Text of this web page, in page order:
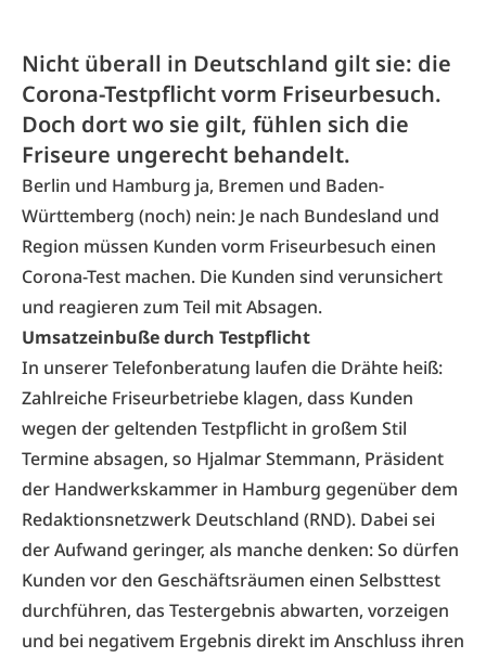
Nicht überall in Deutschland gilt sie: die
Corona-Testpflicht vorm Friseurbesuch.
Doch dort wo sie gilt, fühlen sich die
Friseure ungerecht behandelt.
Berlin und Hamburg ja, Bremen und Baden-
Württemberg (noch) nein: Je nach Bundesland und
Region müssen Kunden vorm Friseurbesuch einen
Corona-Test machen. Die Kunden sind verunsichert
und reagieren zum Teil mit Absagen.
Umsatzeinbuße durch Testpflicht
In unserer Telefonberatung laufen die Drähte heiß:
Zahlreiche Friseurbetriebe klagen, dass Kunden
wegen der geltenden Testpflicht in großem Stil
Termine absagen, so Hjalmar Stemmann, Präsident
der Handwerkskammer in Hamburg gegenüber dem
Redaktionsnetzwerk Deutschland (RND). Dabei sei
der Aufwand geringer, als manche denken: So dürfen
Kunden vor den Geschäftsräumen einen Selbsttest
durchführen, das Testergebnis abwarten, vorzeigen
und bei negativem Ergebnis direkt im Anschluss ihren